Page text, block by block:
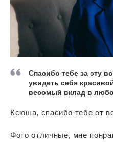
Спасибо тебе за эту
увидеть себя
весомый вклад в
Ксюша, спасибо тебе от
Фото отличные, мне